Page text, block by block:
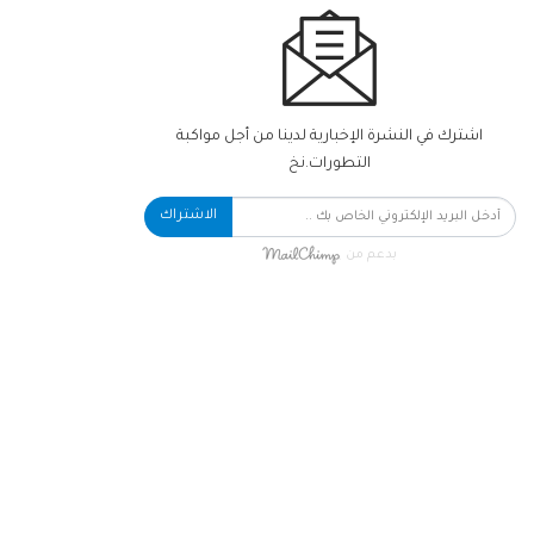
اشترك في النشرة الإخبارية لدينا من أجل مواكبة
التطورات.نخ
الاشتراك
بدعم من